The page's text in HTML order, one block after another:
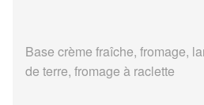
Base crème fraîche, fromage,
de terre, fromage à raclette